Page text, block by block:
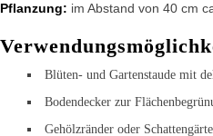
Pflanzung: im Abstand von 40 cm
Blüten- und Gartenstaude mit
Bodendecker zur
Gehölzränder oder